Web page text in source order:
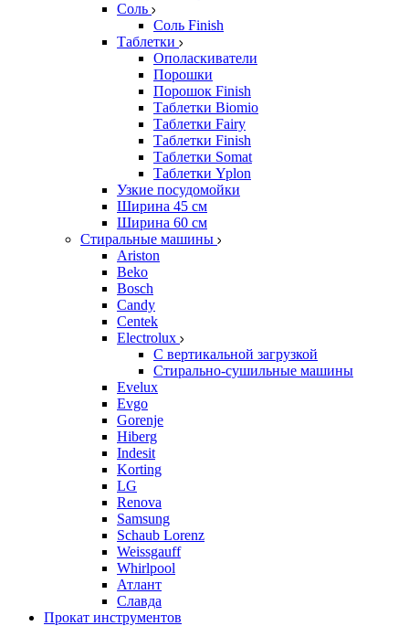
Соль
Соль Finish
Таблетки
Ополаскиватели
Порошки
Порошок Finish
Таблетки Biomio
Таблетки Fairy
Таблетки Finish
Таблетки Somat
Таблетки Yplon
Узкие посудомойки
Ширина 45 см
Ширина 60 см
Стиральные машины
Ariston
Beko
Bosch
Candy
Centek
Electrolux
С вертикальной загрузкой
Стирально-сушильные машины
Evelux
Evgo
Gorenje
Hiberg
Indesit
Korting
LG
Renova
Samsung
Schaub Lorenz
Weissgauff
Whirlpool
Атлант
Славда
Прокат инструментов